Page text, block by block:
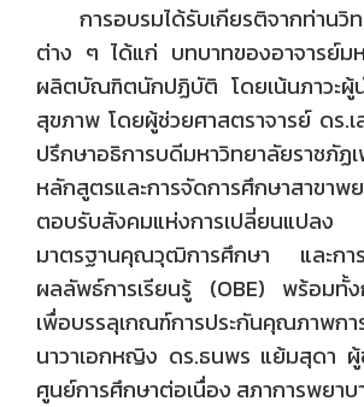
การอบรมได้รับเกียรติจากท่านวิ
ต่าง ๆ ได้แก่ บทบาทของอาจารย์มห
ผลิตบัณฑิตนักปฏิบัติ โดยเน้นภาวะผู้น
สุขภาพ โดยผู้ช่วยศาสตราจารย์ ดร.
ปรึกษาอธิการบดีมหาวิทยาลัยราช
หลักสูตรและการจัดการศึกษาสาขาพ
ตอบรับสังคมแห่งการเปลี่ยนแ
มาตรฐานคุณวุฒิการศึกษา และกา
ผลลัพธ์การเรียนรู้ (OBE) พร้อมทั้ง
เพื่อบรรลุเกณฑ์การประกันคุณภา
นาวาเอกหญิง ดร.ธนพร แย้มสุดา ผู้
ศูนย์การศึกษาต่อเนื่อง สภาการพยาบ